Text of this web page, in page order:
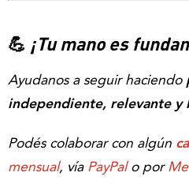
💪 ¡Tu mano es
Ayudanos a seguir haciendo
independiente, relevante y
Podés colaborar con algún
mensual, víaPayPalo por